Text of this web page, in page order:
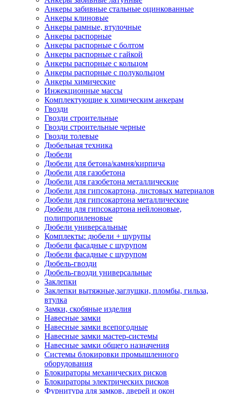
Анкеры забивные стальные оцинкованные
Анкеры клиновые
Анкеры рамные, втулочные
Анкеры распорные
Анкеры распорные с болтом
Анкеры распорные с гайкой
Анкеры распорные с кольцом
Анкеры распорные с полукольцом
Анкеры химические
Инжекционные массы
Комплектующие к химическим анкерам
Гвозди
Гвозди строительные
Гвозди строительные черные
Гвозди толевые
Дюбельная техника
Дюбели
Дюбели для бетона/камня/кирпича
Дюбели для газобетона
Дюбели для газобетона металлические
Дюбели для гипсокартона, листовых материалов
Дюбели для гипсокартона металлические
Дюбели для гипсокартона нейлоновые,
полипропиленовые
Дюбели универсальные
Комплекты: дюбели + шурупы
Дюбели фасадные с шурупом
Дюбели фасадные с шурупом
Дюбель-гвозди
Дюбель-гвозди универсальные
Заклепки
Заклепки вытяжные,заглушки, пломбы, гильза,
втулка
Замки, скобяные изделия
Навесные замки
Навесные замки всепогодные
Навесные замки мастер-системы
Навесные замки общего назначения
Системы блокировки промышленного
оборудования
Блокираторы механических рисков
Блокираторы электрических рисков
Фурнитура для замков, дверей и окон